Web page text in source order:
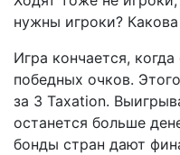
нужны игроки?
Игра кончается,
победных очков.
за 3 Taxation.
останется больше
бонды стран дают